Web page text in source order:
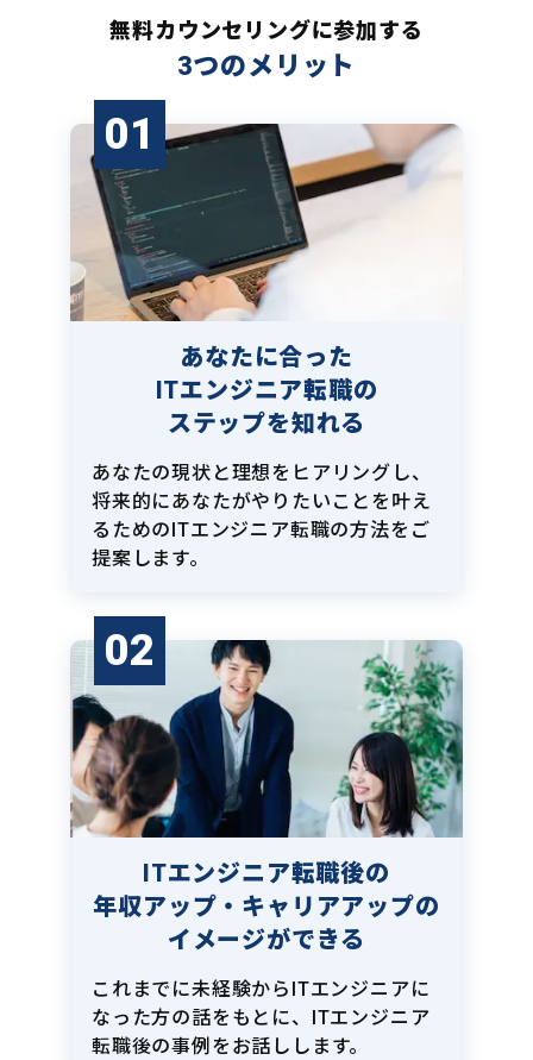
無料カウンセリングに参加する
3つのメリット
01
あなたに合った
ITエンジニア転職の
ステップを知れる
あなたの現状と理想をヒアリングし、
将来的にあなたがやりたいことを叶え
るためのITエンジニア転職の方法をご
提案します。
02
ITエンジニア転職後の
年収アップ・キャリアアップの
イメージができる
これまでに未経験からITエンジニアに
なった方の話をもとに、ITエンジニア
転職後の事例をお話しします。